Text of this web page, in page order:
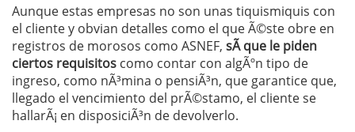
Aunque estas empresas no son unas tiquismiquis con
el cliente y obvian detalles como el que Ã©ste obre en
registros de morosos como ASNEF, sÃ­ que le piden
ciertos requisitos como contar con algÃºn tipo de
ingreso, como nÃ³mina o pensiÃ³n, que garantice que,
llegado el vencimiento del prÃ©stamo, el cliente se
hallarÃ¡ en disposiciÃ³n de devolverlo.